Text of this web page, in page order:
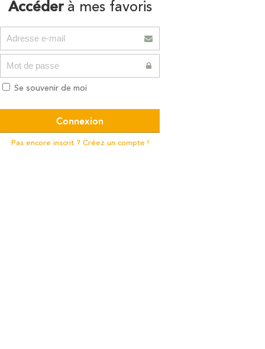
Accéderà mes favoris
Se souvenir de moi
Pas encore inscrit ? Créez un compte !